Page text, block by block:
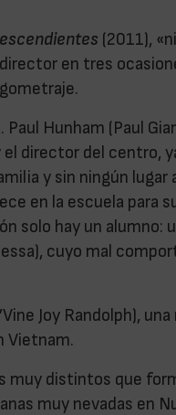
(2011),
en tres
Hunham (Paul
director del centro,
y sin ningún lugar
en la escuela para
solo hay un alumno:
cuyo mal
Joy Randolph),
Vietnam.
muy distintos que
muy nevadas en